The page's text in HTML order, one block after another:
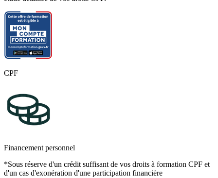
CPF
Financement personnel
*Sous réserve d'un crédit suffisant de vos droits à formation CPF et
d'un cas d'exonération d'une participation financière